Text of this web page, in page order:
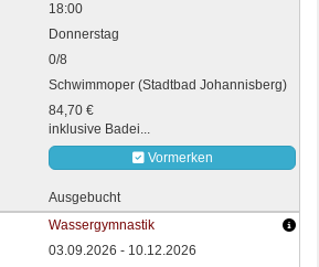
18:00
Donnerstag
0/8
Schwimmoper (Stadtbad Johannisberg)
84,70 €
inklusive Badei...
Vormerken
Ausgebucht
Wassergymnastik
03.09.2026 - 10.12.2026